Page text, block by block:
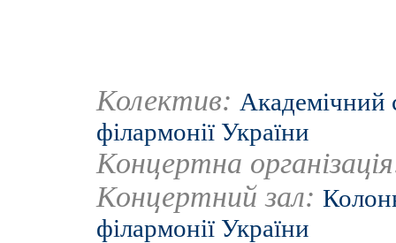
Колектив: Академічний
філармонії України
Концертна
Концертний зал:
філармонії України